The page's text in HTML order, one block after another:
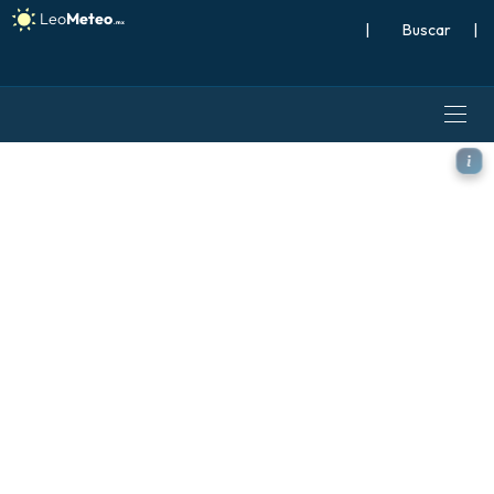
| |
ECMWF AIFS 0.25° [IA]